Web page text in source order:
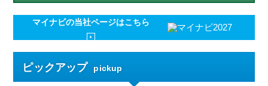
マイナビの当社ページはこちら
ピックアップ pickup